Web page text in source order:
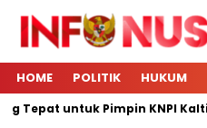
HOME POLITIK HUKUM
Tepat untuk Pimpin KNPI Kaltim